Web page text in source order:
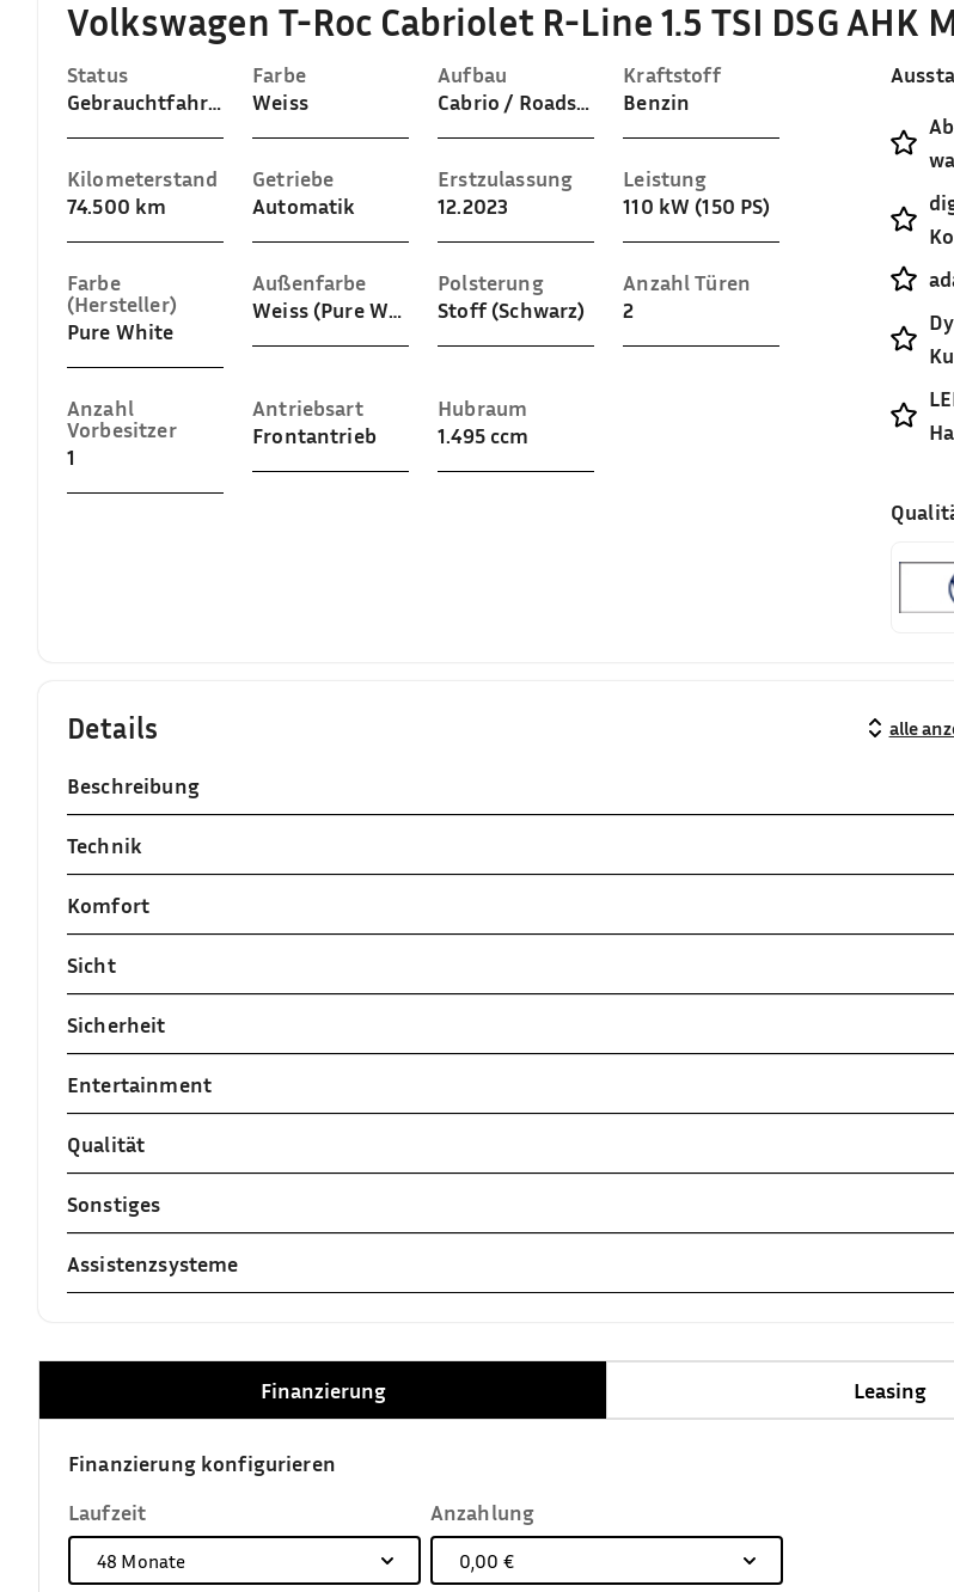
Volkswagen T-Roc Cabriolet R-Line 1.5 TSI DSG AHK
Status
Gebrauchtfahrzeug
Farbe
Weiss
Aufbau
Cabrio / Roadster
Kraftstoff
Benzin
Kilometerstand
74.500 km
Getriebe
Automatik
Erstzulassung
12.2023
Leistung
110 kW (150 PS)
Farbe
(Hersteller)
Pure White
Außenfarbe
Weiss (Pure White)
Polsterung
Stoff (Schwarz)
Anzahl Türen
2
Anzahl
Vorbesitzer
1
Antriebsart
Frontantrieb
Hubraum
1.495 ccm
Details alle
Beschreibung
Technik
Komfort
Sicht
Sicherheit
Entertainment
Qualität
Sonstiges
Assistenzsysteme
Finanzierung Leasing
Finanzierung konfigurieren
Laufzeit
48 Monate
Anzahlung
0,00 €